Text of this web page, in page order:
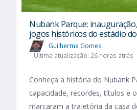
Nubank Parque:
jogos históricos do estádio
Guilherme Gomes
Última atualização: 26 horas atrás
Conheça a história do Nubank
capacidade, recordes, títulos e
marcaram a trajetória da casa